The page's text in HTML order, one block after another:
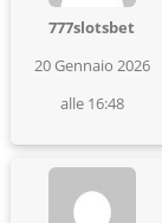
777slotsbet
20 Gennaio 2026
alle 16:48